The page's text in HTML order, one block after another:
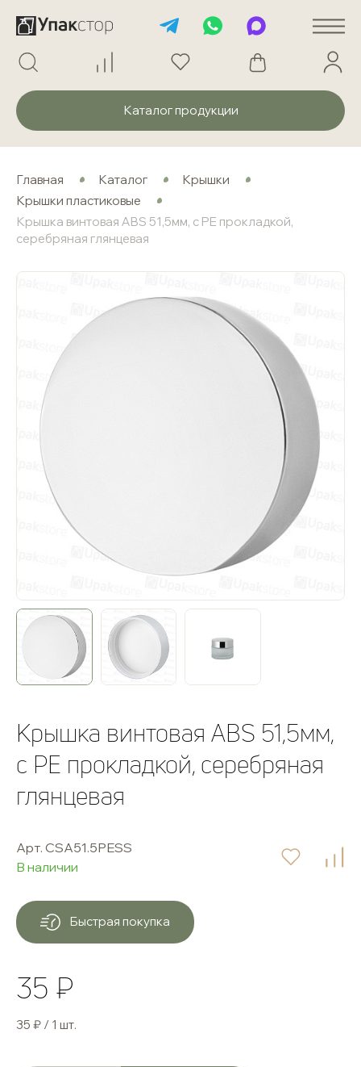
Каталог продукции
Главная Каталог
Крышки
Крышки пластиковые
Крышка винтовая ABS 51,5мм, с PE прокладкой,
серебряная глянцевая
Крышка винтовая ABS 51,5мм,
с PE прокладкой, серебряная
глянцевая
Арт. СSA51.5PESS
В наличии
Быстрая покупка
35 ₽
35 ₽ / 1 шт.